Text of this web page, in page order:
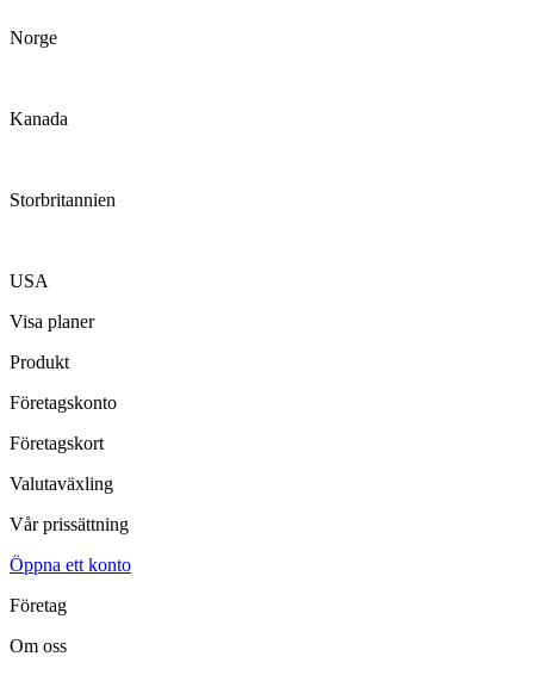
Norge
Kanada
Storbritannien
USA
Visa planer
Produkt
Företagskonto
Företagskort
Valutaväxling
Vår prissättning
Öppna ett konto
Företag
Om oss